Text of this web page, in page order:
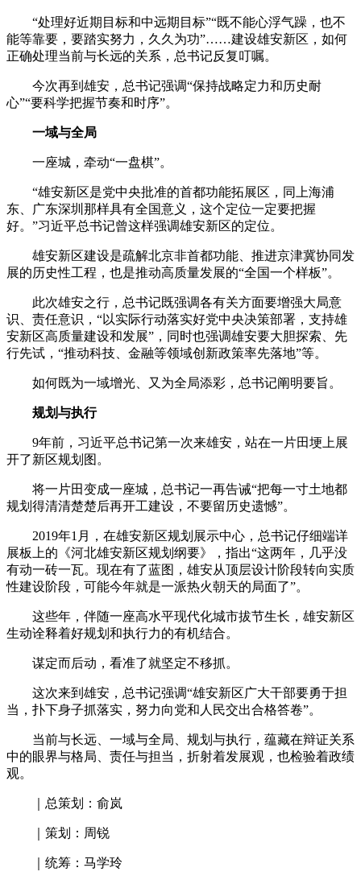
“处理好近期目标和中远期目标”“既不能心浮气躁，也不
能等靠要，要踏实努力，久久为功”……建设雄安新区，如何
正确处理当前与长远的关系，总书记反复叮嘱。
今次再到雄安，总书记强调“保持战略定力和历史耐
心”“要科学把握节奏和时序”。
一域与全局
一座城，牵动“一盘棋”。
“雄安新区是党中央批准的首都功能拓展区，同上海浦
东、广东深圳那样具有全国意义，这个定位一定要把握
好。”习近平总书记曾这样强调雄安新区的定位。
雄安新区建设是疏解北京非首都功能、推进京津冀协同发
展的历史性工程，也是推动高质量发展的“全国一个样板”。
此次雄安之行，总书记既强调各有关方面要增强大局意
识、责任意识，“以实际行动落实好党中央决策部署，支持雄
安新区高质量建设和发展”，同时也强调雄安要大胆探索、先
行先试，“推动科技、金融等领域创新政策率先落地”等。
如何既为一域增光、又为全局添彩，总书记阐明要旨。
规划与执行
9年前，习近平总书记第一次来雄安，站在一片田埂上展
开了新区规划图。
将一片田变成一座城，总书记一再告诫“把每一寸土地都
规划得清清楚楚后再开工建设，不要留历史遗憾”。
2019年1月，在雄安新区规划展示中心，总书记仔细端详
展板上的《河北雄安新区规划纲要》，指出“这两年，几乎没
有动一砖一瓦。现在有了蓝图，雄安从顶层设计阶段转向实质
性建设阶段，可能今年就是一派热火朝天的局面了”。
这些年，伴随一座高水平现代化城市拔节生长，雄安新区
生动诠释着好规划和执行力的有机结合。
谋定而后动，看准了就坚定不移抓。
这次来到雄安，总书记强调“雄安新区广大干部要勇于担
当，扑下身子抓落实，努力向党和人民交出合格答卷”。
当前与长远、一域与全局、规划与执行，蕴藏在辩证关系
中的眼界与格局、责任与担当，折射着发展观，也检验着政绩
观。
｜总策划：俞岚
｜策划：周锐
｜统筹：马学玲